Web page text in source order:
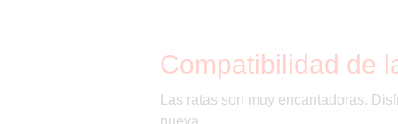
Compatibilidad de
Las ratas son muy encantadoras.
nueva.